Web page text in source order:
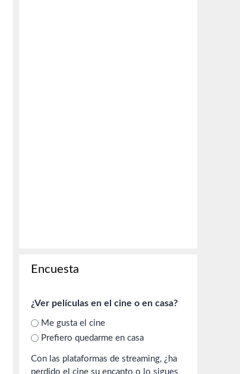
Encuesta
¿Ver películas en el cine o en casa?
Me gusta el cine
Prefiero quedarme en casa
Con las plataformas de streaming, ¿ha
perdido el cine su encanto o lo sigues